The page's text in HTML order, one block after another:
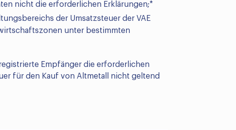
nicht die erforderlichen Erklärungen;*
der Umsatzsteuer der VAE
unter bestimmten
Empfänger die erforderlichen
für den Kauf von Altmetall nicht geltend